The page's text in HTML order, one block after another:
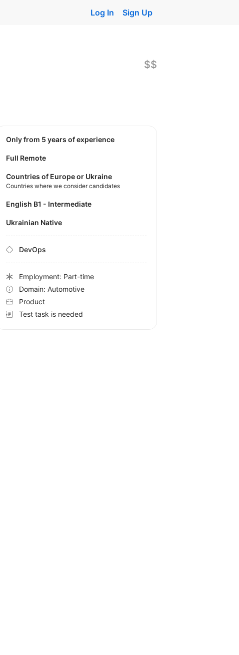
Log In Sign Up
$$
Only from 5 years of experience
Full Remote
Countries of Europe or Ukraine
Countries where we consider candidates
English B1 - Intermediate
Ukrainian Native
DevOps
Employment: Part-time
Domain: Automotive
Product
Test task is needed